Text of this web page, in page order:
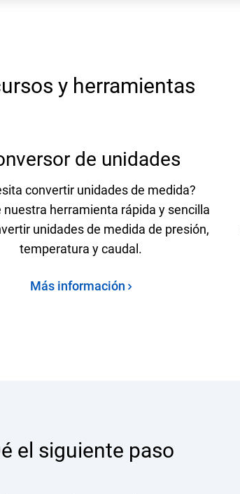
y herramientas
de unidades
convertir unidades de medida?
nuestra herramienta rápida y sencilla
unidades de medida de presión,
temperatura y caudal.
Más información
el siguiente paso